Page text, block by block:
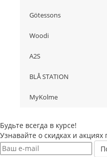
Götessons
Woodi
A2S
BLÅ STATION
MyKolme
Будьте всегда в курсе!
Узнавайте о скидках и